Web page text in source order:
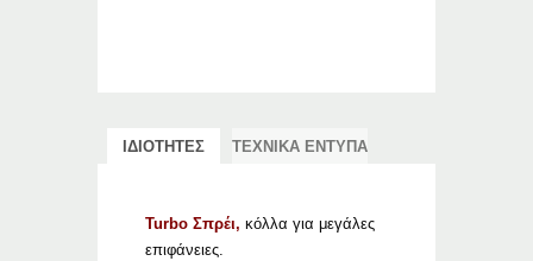
ΙΔΙΟΤΗΤΕΣ ΤΕΧΝΙΚΑ ΕΝΤΥΠΑ
Turbo Σπρέι, κόλλα για μεγάλες
επιφάνειες.